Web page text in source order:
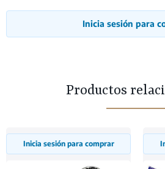
Inicia sesión para
Productos
Inicia sesión para comprar